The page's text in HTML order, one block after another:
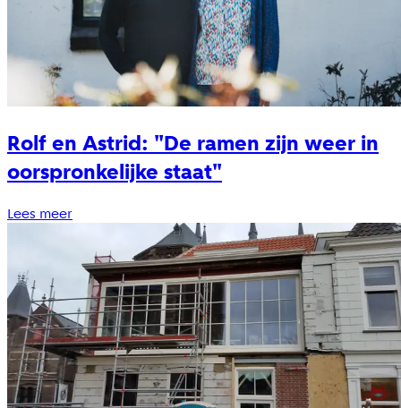
Rolf en Astrid: "De ramen zijn weer in
oorspronkelijke staat"
Lees meer